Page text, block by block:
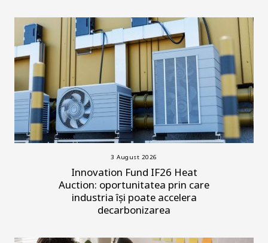
3 August 2026
Innovation Fund IF26 Heat
Auction: oportunitatea prin care
industria își poate accelera
decarbonizarea